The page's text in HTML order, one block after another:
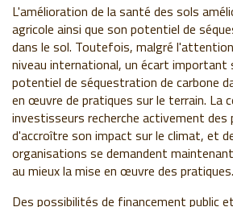
L'amélioration de la santé des sols
agricole ainsi que son potentiel de
dans le sol. Toutefois, malgré
niveau international, un écart important
potentiel de séquestration de carbone
en œuvre de pratiques sur le terrain. La
investisseurs recherche activement des
d'accroître son impact sur le climat, et
organisations se demandent
au mieux la mise en œuvre des pratiques.
Des possibilités de financement public